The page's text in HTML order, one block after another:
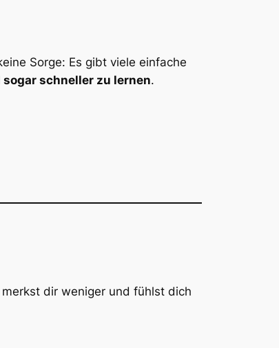
Sorge: Es gibt viele einfache
schneller zu lernen.
dir weniger und fühlst dich